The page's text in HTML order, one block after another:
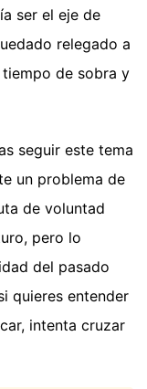
ser el eje de
relegado a
de sobra y
seguir este tema
un problema de
de voluntad
pero lo
del pasado
quieres entender
intenta cruzar